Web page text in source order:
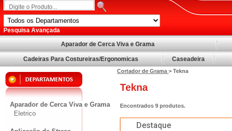
Pesquisa Avançada
Aparador de Cerca Viva e Grama
Cadeiras Para Costureiras/Ergonomicas Caseadeira
Aparador de Cerca Viva e Grama
Eletrico
Cortador de Grama > Tekna
Tekna
Encontrados 9 produtos.
Destaque